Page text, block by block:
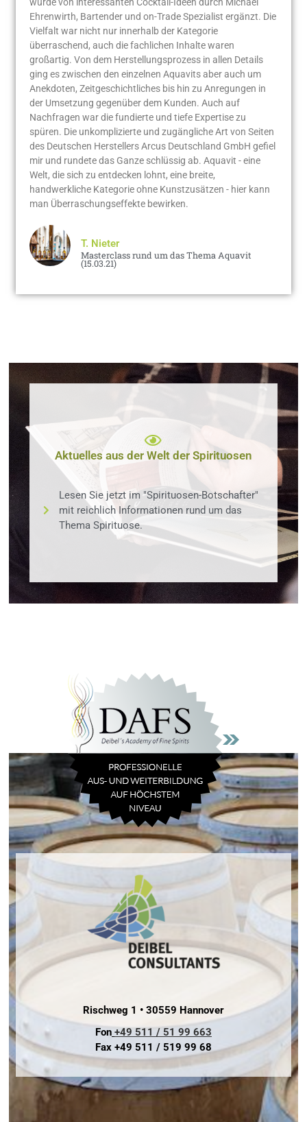
Ehrenwirth, Bartender und on-Trade Spezialist ergänzt. Die
Vielfalt war nicht nur innerhalb der Kategorie
überraschend, auch die fachlichen Inhalte waren
großartig. Von dem Herstellungsprozess in allen Details
ging es zwischen den einzelnen Aquavits aber auch um
Anekdoten, Zeitgeschichtliches bis hin zu Anregungen in
der Umsetzung gegenüber dem Kunden. Auch auf
Nachfragen war die fundierte und tiefe Expertise zu
spüren. Die unkomplizierte und zugängliche Art von Seiten
des Deutschen Herstellers Arcus Deutschland GmbH gefiel
mir und rundete das Ganze schlüssig ab. Aquavit - eine
Welt, die sich zu entdecken lohnt, eine breite,
handwerkliche Kategorie ohne Kunstzusätzen - hier kann
man Überraschungseffekte bewirken.
T. Nieter
Masterclass rund um das Thema Aquavit
(15.03.21)
Aktuelles aus der Welt der Spirituosen
Lesen Sie jetzt im "Spirituosen-Botschafter"
mit reichlich Informationen rund um das
Thema Spirituose.
Rischweg 1 • 30559 Hannover
Fon +49 511 / 51 99 663
Fax +49 511 / 519 99 68